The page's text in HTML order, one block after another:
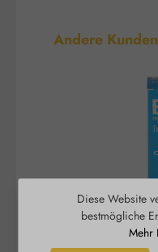
Produktgalerie
Andere
Diese Website
bestmögliche
Mehr